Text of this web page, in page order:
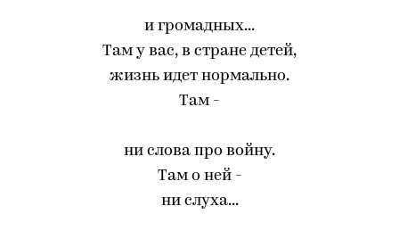
и громадных...
Там у вас, в стране детей,
жизнь идет нормально.
Там -
ни слова про войну.
Там о ней -
ни слуха...